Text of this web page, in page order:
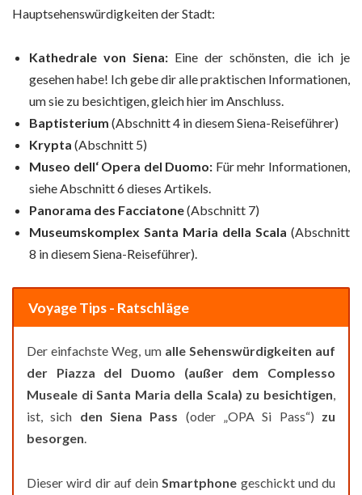
Hauptsehenswürdigkeiten der Stadt:
Kathedrale von Siena: Eine der schönsten, die ich je
gesehen habe! Ich gebe dir alle praktischen Informationen,
um sie zu besichtigen, gleich hier im Anschluss.
Baptisterium (Abschnitt 4 in diesem Siena-Reiseführer)
Krypta (Abschnitt 5)
Museo dell‘ Opera del Duomo: Für mehr Informationen,
siehe Abschnitt 6 dieses Artikels.
Panorama des Facciatone(Abschnitt 7)
Museumskomplex Santa Maria della Scala (Abschnitt
8 in diesem Siena-Reiseführer).
Voyage Tips - Ratschläge
Der einfachste Weg, um alle Sehenswürdigkeiten auf
der Piazza del Duomo (außer dem Complesso
Museale di Santa Maria della Scala) zu besichtigen,
ist, sich den Siena Pass (oder „OPA Si Pass“) zu
besorgen.
Dieser wird dir auf dein Smartphone geschickt und du